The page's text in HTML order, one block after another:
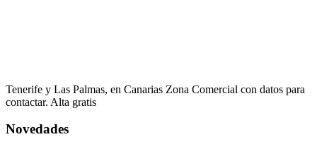
Tenerife y Las Palmas, en Canarias Zona Comercial con datos para
contactar. Alta gratis
Novedades